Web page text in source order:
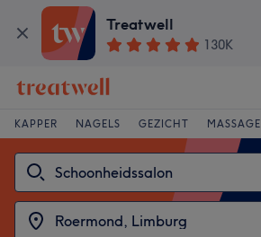
Treatwell
130K
KAPPER NAGELS GEZICHT MASSAGE